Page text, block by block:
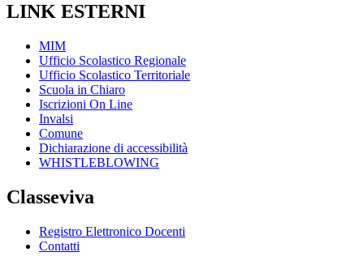
LINK ESTERNI
MIM
Ufficio Scolastico Regionale
Ufficio Scolastico Territoriale
Scuola in Chiaro
Iscrizioni On Line
Invalsi
Comune
Dichiarazione di accessibilità
WHISTLEBLOWING
Classeviva
Registro Elettronico Docenti
Contatti